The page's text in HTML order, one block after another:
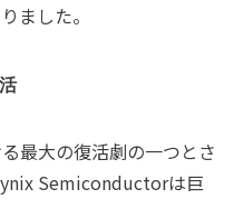
ました。
最大の復活劇の一つとさ
Semiconductorは巨